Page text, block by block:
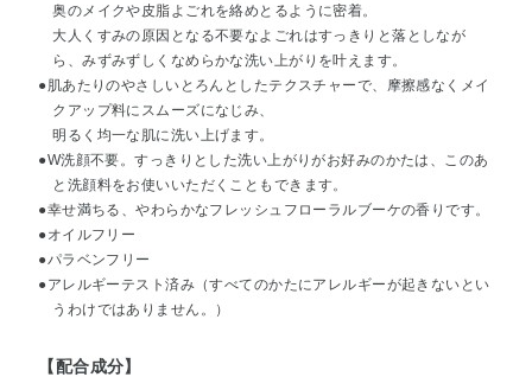
奥のメイクや皮脂よごれを絡めとるように密着。
大人くすみの原因となる不要なよごれはすっきりと落としなが
ら、みずみずしくなめらかな洗い上がりを叶えます。
●肌あたりのやさしいとろんとしたテクスチャーで、摩擦感なくメイ
クアップ料にスムーズになじみ、
明るく均一な肌に洗い上げます。
●W洗顔不要。すっきりとした洗い上がりがお好みのかたは、このあ
と洗顔料をお使いいただくこともできます。
●幸せ満ちる、やわらかなフレッシュフローラルブーケの香りです。
●オイルフリー
●パラベンフリー
●アレルギーテスト済み（すべてのかたにアレルギーが起きないとい
うわけではありません。）
【配合成分】